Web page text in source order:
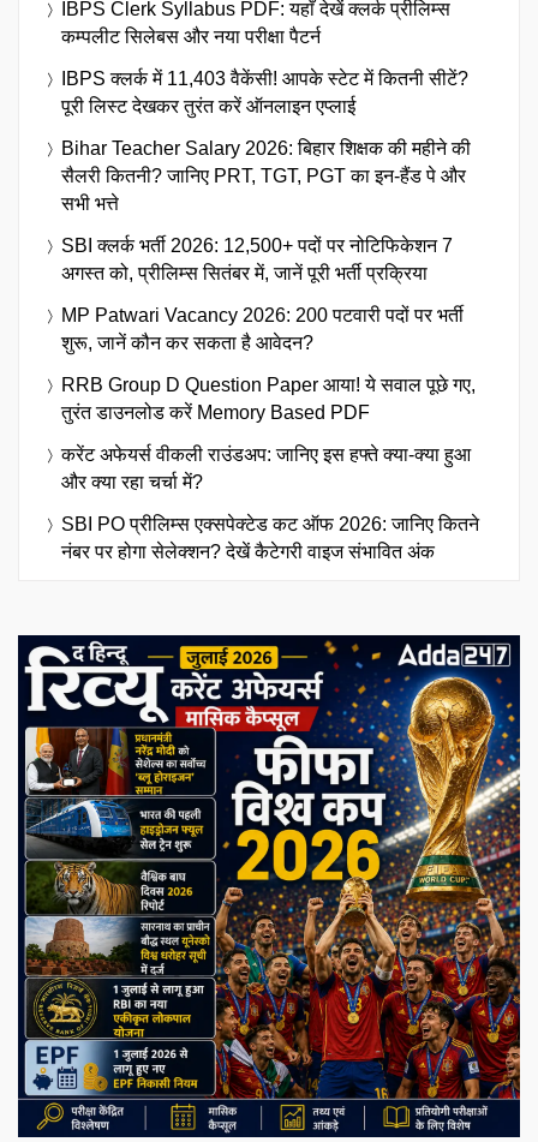
IBPS Clerk Syllabus PDF: यहाँ देखें क्लर्क प्रीलिम्स
कम्पलीट सिलेबस और नया परीक्षा पैटर्न
IBPS क्लर्क में 11,403 वैकेंसी! आपके स्टेट में कितनी सीटें?
पूरी लिस्ट देखकर तुरंत करें ऑनलाइन एप्लाई
Bihar Teacher Salary 2026: बिहार शिक्षक की महीने की
सैलरी कितनी? जानिए PRT, TGT, PGT का इन-हैंड पे और
सभी भत्ते
SBI क्लर्क भर्ती 2026: 12,500+ पदों पर नोटिफिकेशन 7
अगस्त को, प्रीलिम्स सितंबर में, जानें पूरी भर्ती प्रक्रिया
MP Patwari Vacancy 2026: 200 पटवारी पदों पर भर्ती
शुरू, जानें कौन कर सकता है आवेदन?
RRB Group D Question Paper आया! ये सवाल पूछे गए,
तुरंत डाउनलोड करें Memory Based PDF
करेंट अफेयर्स वीकली राउंडअप: जानिए इस हफ्ते क्या-क्या हुआ
और क्या रहा चर्चा में?
SBI PO प्रीलिम्स एक्सपेक्टेड कट ऑफ 2026: जानिए कितने
नंबर पर होगा सेलेक्शन? देखें कैटेगरी वाइज संभावित अंक